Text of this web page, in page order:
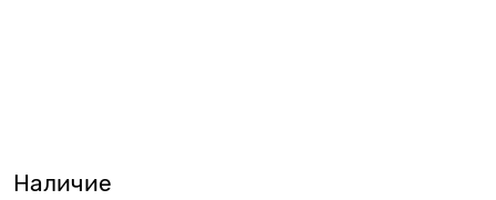
Наличие